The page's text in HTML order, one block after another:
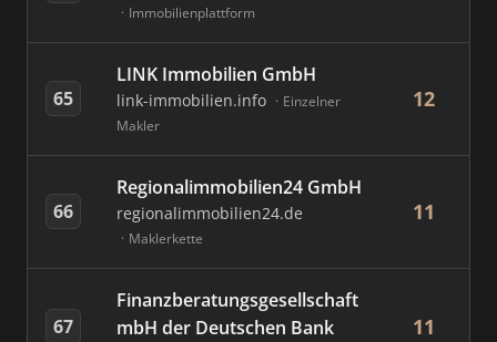
Immobilienplattform
65
LINK Immobilien GmbH
link-immobilien.info
Einzelner
Makler
12
66
Regionalimmobilien24 GmbH
regionalimmobilien24.de
Maklerkette
11
67
Finanzberatungsgesellschaft
mbH der Deutschen Bank
11